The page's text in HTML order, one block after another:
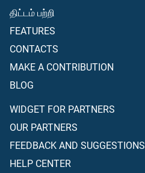
திட்டம் பற்றி
FEATURES
CONTACTS
MAKE A CONTRIBUTION
BLOG
WIDGET FOR PARTNERS
OUR PARTNERS
FEEDBACK AND SUGGESTIONS
HELP CENTER